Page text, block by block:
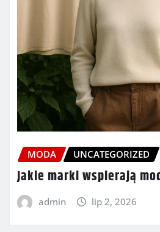
MODA UNCATEGORIZED
Jakie marki wspierają
admin lip 2, 2026